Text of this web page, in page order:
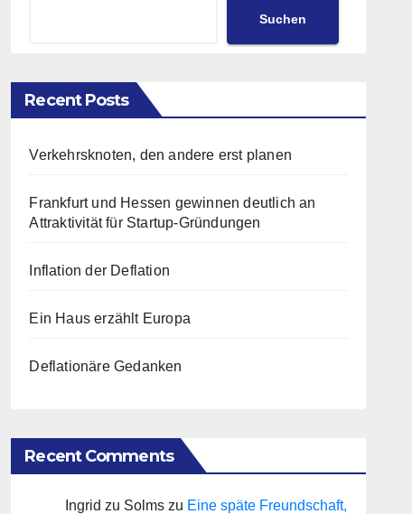
Suchen
Recent Posts
Verkehrsknoten, den andere erst planen
Frankfurt und Hessen gewinnen deutlich an
Attraktivität für Startup-Gründungen
Inflation der Deflation
Ein Haus erzählt Europa
Deflationäre Gedanken
Recent Comments
Ingrid zu Solms zu Eine späte Freundschaft,